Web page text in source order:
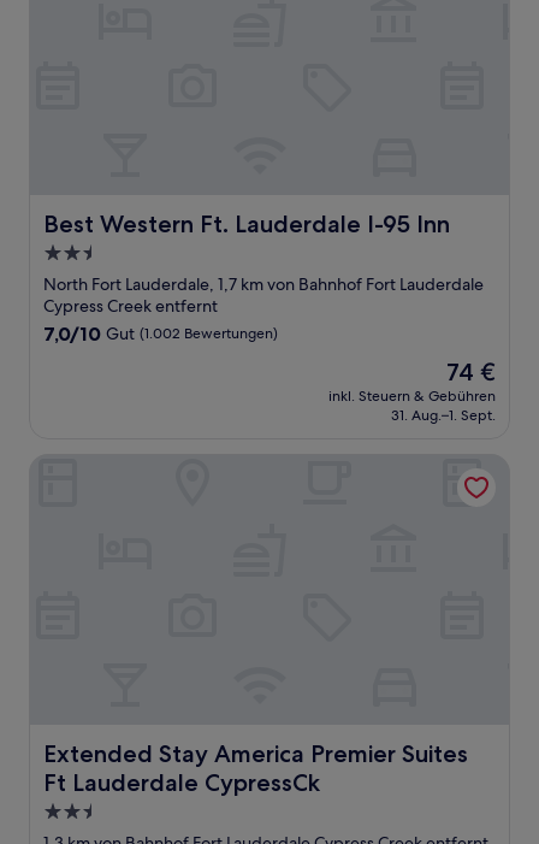
Best Western Ft. Lauderdale I-95 Inn
Best Western Ft. Lauderdale I-95 Inn
2.5-
Sterne-
Unterkunft
North Fort Lauderdale, 1,7 km von Bahnhof Fort Lauderdale
Cypress Creek entfernt
7.0
7,0/10 Gut (1.002 Bewertungen)
Der
Preis
beträgt
74 €
inkl. Steuern & Gebühren
31. Aug.–1. Sept.
Extended Stay America Premier Suites
Ft Lauderdale CypressCk
Extended Stay America Premier Suites Ft Lauderdale
2.5-
Sterne-
Extended Stay America Premier Suites Ft Lauderdale